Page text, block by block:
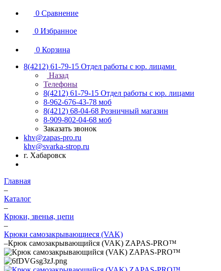
0 Сравнение
0 Избранное
0 Корзина
8(4212) 61-79-15 Отдел работы с юр. лицами
Назад
Телефоны
8(4212) 61-79-15 Отдел работы с юр. лицами
8-962-676-43-78 моб
8(4212) 68-04-68 Розничный магазин
8-909-802-04-68 моб
Заказать звонок
khv@zapas-pro.ru
khv@svarka-strop.ru
г. Хабаровск
Главная
–
Каталог
–
Крюки, звенья, цепи
–
Крюки самозакрывающиеся (VAK)
–Крюк самозакрывающийся (VAK) ZAPAS-PRO™